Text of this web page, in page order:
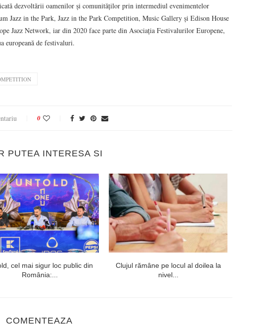
dezvoltării oamenilor și comunităților prin intermediul evenimentelor
Jazz in the Park, Jazz in the Park Competition, Music Gallery și Edison House
Jazz Network, iar din 2020 face parte din Asociația Festivalurilor Europene,
europeană de festivaluri.
0
PUTEA INTERESA SI
cel mai sigur loc public din
România:...
Clujul rămâne pe locul al doilea la
nivel...
COMENTEAZA